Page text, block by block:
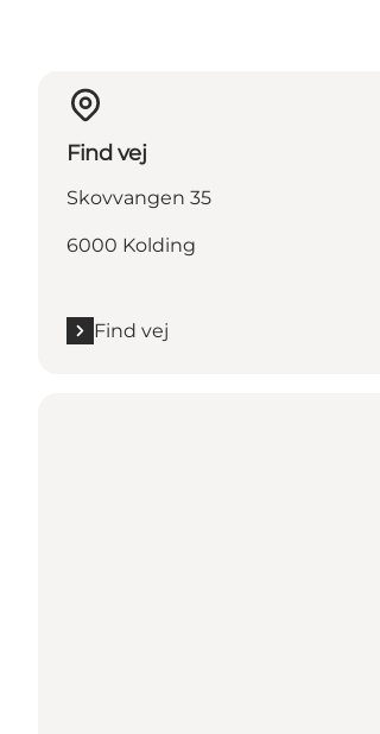
Find vej
Skovvangen 35
6000 Kolding
Find vej